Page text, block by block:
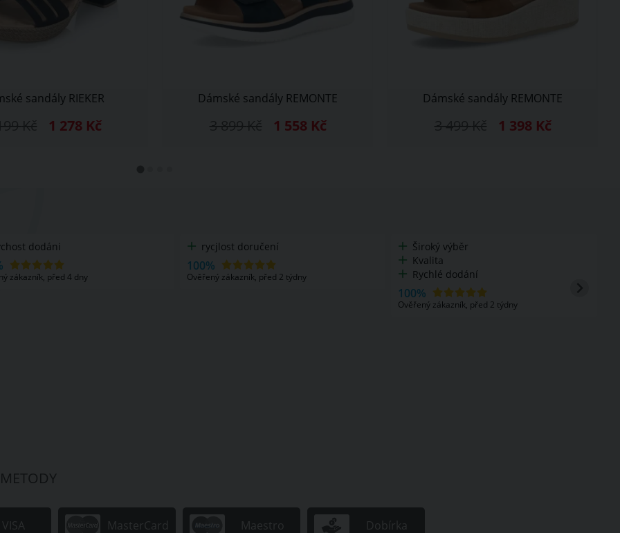
sandály RIEKER
1 278 Kč
Dámské sandály REMONTE
1 558 Kč
Dámské sandály REMONTE
1 398 Kč
rycjlost doručení
100%
Ověřený zákazník, před 2 týdny
Široký výběr
Kvalita
Rychlé dodání
Velmi rychlé doručení, průběžná
Nakupuji zde opakovaně, vždy velká
spokojenost. Pokud obuv nesedí, rychlá
reklamace a vrácení peněz.
VISA MasterCard Maestro Dobírka